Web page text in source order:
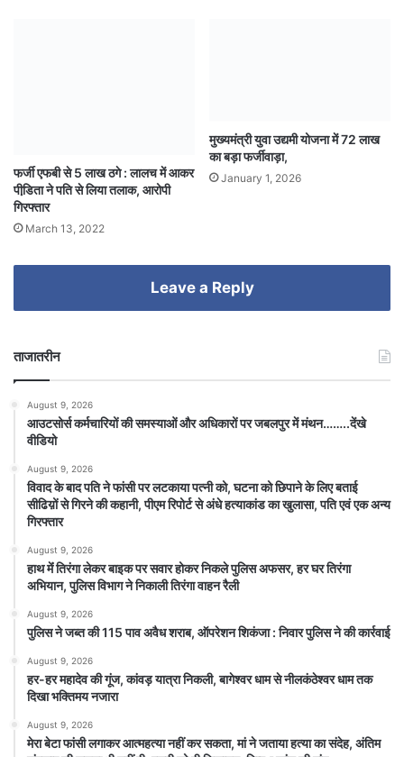
फर्जी एफबी से 5 लाख ठगे : लालच में आकर
पीडि़ता ने पति से लिया तलाक, आरोपी
गिरफ्तार
March 13, 2022
मुख्यमंत्री युवा उद्यमी योजना में 72 लाख
का बड़ा फर्जीवाड़ा,
January 1, 2026
Leave a Reply
ताजातरीन
August 9, 2026
आउटसोर्स कर्मचारियों की समस्याओं और अधिकारों पर जबलपुर में मंथन……..देंखे
वीडियो
August 9, 2026
विवाद के बाद पति ने फांसी पर लटकाया पत्नी को, घटना को छिपाने के लिए बताई
सीढिय़ों से गिरने की कहानी, पीएम रिपोर्ट से अंधे हत्याकांड का खुलासा, पति एवं एक अन्य
गिरफ्तार
August 9, 2026
हाथ मेंं तिरंगा लेकर बाइक पर सवार होकर निकले पुलिस अफसर, हर घर तिरंगा
अभियान, पुलिस विभाग ने निकाली तिरंगा वाहन रैली
August 9, 2026
पुलिस ने जब्त की 115 पाव अवैध शराब, ऑपरेशन शिकंजा : निवार पुलिस ने की कार्रवाई
August 9, 2026
हर-हर महादेव की गूंज, कांवड़ यात्रा निकली, बागेश्वर धाम से नीलकंठेश्वर धाम तक
दिखा भक्तिमय नजारा
August 9, 2026
मेरा बेटा फांसी लगाकर आत्महत्या नहीं कर सकता, मां ने जताया हत्या का संदेह, अंतिम